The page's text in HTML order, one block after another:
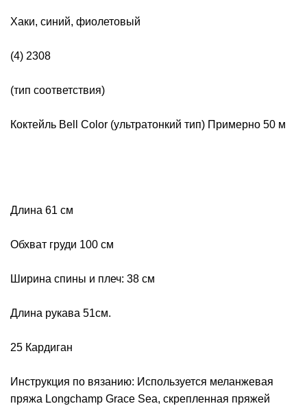
Хаки, синий, фиолетовый
(4) 2308
(тип соответствия)
Коктейль Bell Color (ультратонкий тип) Примерно 50 м
Длина 61 см
Обхват груди 100 см
Ширина спины и плеч: 38 см
Длина рукава 51см.
25 Кардиган
Инструкция по вязанию: Используется меланжевая
пряжа Longchamp Grace Sea, скрепленная пряжей